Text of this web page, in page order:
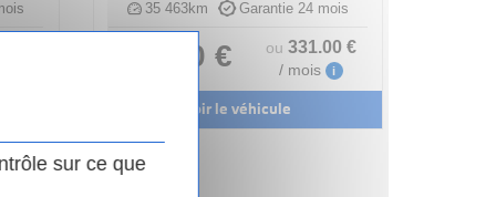
35 463km
Garantie 24 mois
31 990 € ou 331.00 €
/ mois i
Voir le véhicule
sur ce que